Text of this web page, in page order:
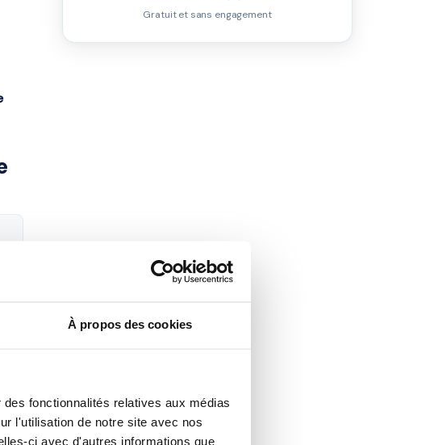
À propos des cookies
fonctionnalités relatives aux médias
l'utilisation de notre site avec nos
ci avec d'autres informations que
Gratuit et sans engagement